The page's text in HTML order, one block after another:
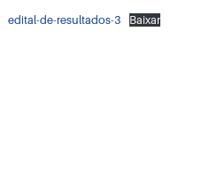
edital-de-resultados-3 Baixar